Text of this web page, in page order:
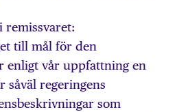
remissvaret:
till mål för den
enligt vår uppfattning en
såväl regeringens
som